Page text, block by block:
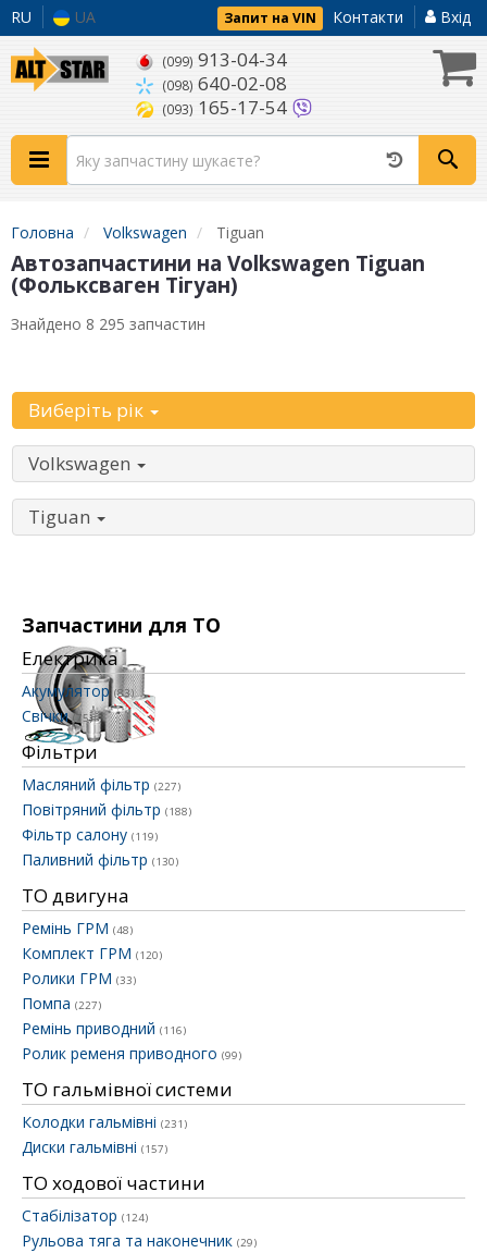
RU UA Запит на VIN Контакти Вхід
(099) 913-04-34
(098) 640-02-08
(093) 165-17-54
Головна Volkswagen Tiguan
Автозапчастини на Volkswagen Tiguan
(Фольксваген Тігуан)
Знайдено 8 295 запчастин
Виберіть рік
Volkswagen
Tiguan
Запчастини для ТО
Електрика
Акумулятор (83)
Свічки(75)
Фільтри
Масляний фільтр (227)
Повітряний фільтр (188)
Фільтр салону (119)
Паливний фільтр (130)
ТО двигуна
Ремінь ГРМ (48)
Комплект ГРМ (120)
Ролики ГРМ (33)
Помпа (227)
Ремінь приводний (116)
Ролик ременя приводного (99)
ТО гальмівної системи
Колодки гальмівні (231)
Диски гальмівні (157)
ТО ходової частини
Стабілізатор (124)
Рульова тяга та наконечник (29)